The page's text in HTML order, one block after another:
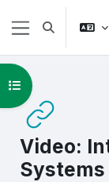
Zum Hauptinhalt
Website-
Video:
Systems
Kursindex öffnen